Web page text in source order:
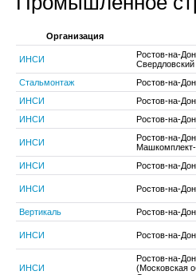
Организация
ИНСИ
Ростов-на-
Свердловский
Стальмонтаж
Ростов-на-
ИНСИ
Ростов-на-
ИНСИ
Ростов-на-
ИНСИ
Ростов-на-
Машкомплект-
ИНСИ
Ростов-на-
ИНСИ Ростов-на-
Вертикаль Ростов-на-
ИНСИ Ростов-на-
ИНСИ
Ростов-на-
(Московская